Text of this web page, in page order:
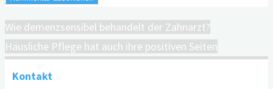
Wie demenzsensibel behandelt der Zahnarzt?
Häusliche Pflege hat auch ihre positiven Seiten
Kontakt